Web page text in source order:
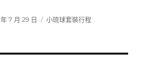
7 月 29 日
分
小琉球套裝行程